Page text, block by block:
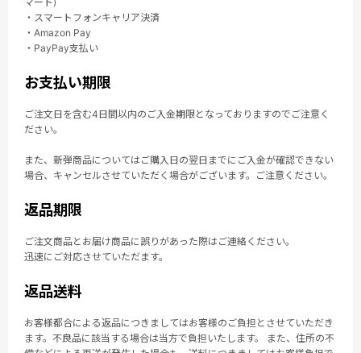
・スマートフォンキャリア決済
・Amazon Pay
・PayPay支払い
お支払い期限
ご注文日を含む4日間以内のご入金期限となっておりますのでご注意く
ださい。
また、新弾商品についてはご購入日の翌日までにご入金が確認できない
場合、キャンセルさせていただく場合がございます。ご注意ください。
返品期限
ご注文商品とお届け商品に誤りがあった際はご連絡ください。
迅速にご対応させていただます。
返品送料
お客様都合による返品につきましてはお客様のご負担とさせていただき
ます。不良品に該当する場合は当方で負担いたします。 また、住所の不